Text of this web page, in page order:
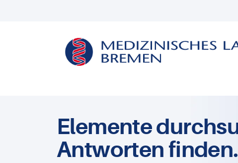
Elemente
Antworten finden.